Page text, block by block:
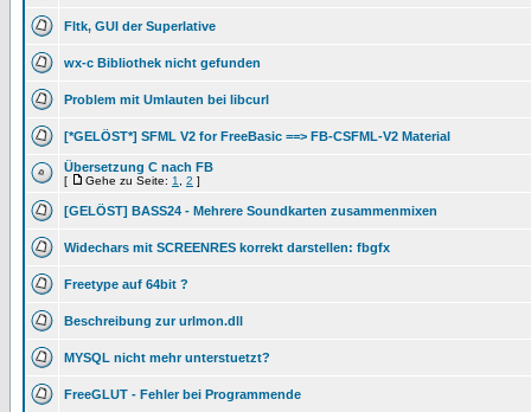
Fltk, GUI der Superlative
wx-c Bibliothek nicht gefunden
Problem mit Umlauten bei libcurl
[*GELÖST*] SFML V2 for FreeBasic ==> FB-CSFML-V2 Material
Übersetzung C nach FB
[ Gehe zu Seite: 1 2 ]
[GELÖST] BASS24 - Mehrere Soundkarten zusammenmixen
Widechars mit SCREENRES korrekt darstellen: fbgfx
Freetype auf 64bit ?
Beschreibung zur urlmon.dll
MYSQL nicht mehr unterstuetzt?
FreeGLUT - Fehler bei Programmende